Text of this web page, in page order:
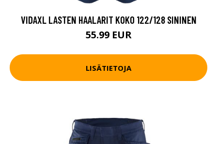
VIDAXL LASTEN HAALARIT KOKO 122/128 SININEN
55.99 EUR
LISÄTIETOJA